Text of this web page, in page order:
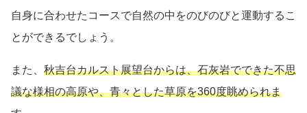
自身に合わせたコースで自然の中をのびのびと運動するこ
とができるでしょう。
また、 秋吉台カルスト展望台からは、石灰岩でできた不思
議な様相の高原や、青々とした草原を360度眺められま